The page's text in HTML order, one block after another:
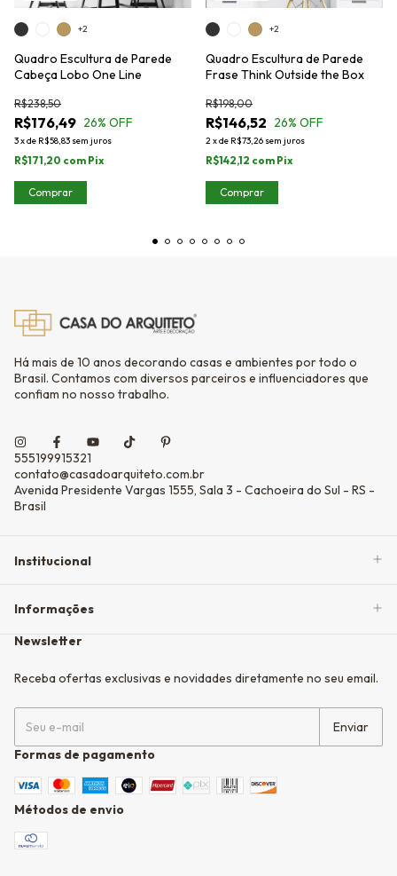
Quadro Escultura de Parede
Cabeça Lobo One Line
R$176,49
R$238,50
26% OFF
3xde R$58,83 sem juros
R$171,20 com Pix
+2
Comprar
Quadro Escultura de Parede
Frase Think Outside the Box
R$146,52
R$198,00
26% OFF
2xde R$73,26 sem juros
R$142,12 com Pix
+2
Comprar
Há mais de 10 anos decorando casas e ambientes por todo o
Brasil. Contamos com diversos parceiros e influenciadores que
confiam no nosso trabalho.
555199915321
contato@casadoarquiteto.com.br
Avenida Presidente Vargas 1555, Sala 3 - Cachoeira do Sul - RS -
Brasil
Institucional
Informações
Newsletter
Receba ofertas exclusivas e novidades diretamente no seu email.
Formas de pagamento
Métodos de envio